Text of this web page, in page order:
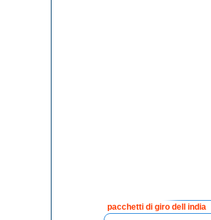
pacchetti di giro dell india